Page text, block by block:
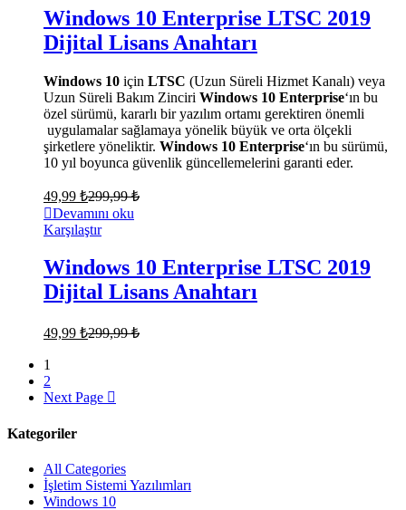
Windows 10 Enterprise LTSC 2019
Dijital Lisans Anahtarı
Windows 10 için LTSC (Uzun Süreli Hizmet Kanalı) veya
Uzun Süreli Bakım Zinciri Windows 10 Enterprise‘ın bu
özel sürümü, kararlı bir yazılım ortamı gerektiren önemli
uygulamalar sağlamaya yönelik büyük ve orta ölçekli
şirketlere yöneliktir. Windows 10 Enterprise‘ın bu sürümü,
10 yıl boyunca güvenlik güncellemelerini garanti eder.
49,99 ₺299,99₺
Devamını oku
Karşılaştır
Windows 10 Enterprise LTSC 2019
Dijital Lisans Anahtarı
49,99 ₺299,99₺
1
2
Next Page
Kategoriler
All Categories
İşletim Sistemi Yazılımları
Windows 10